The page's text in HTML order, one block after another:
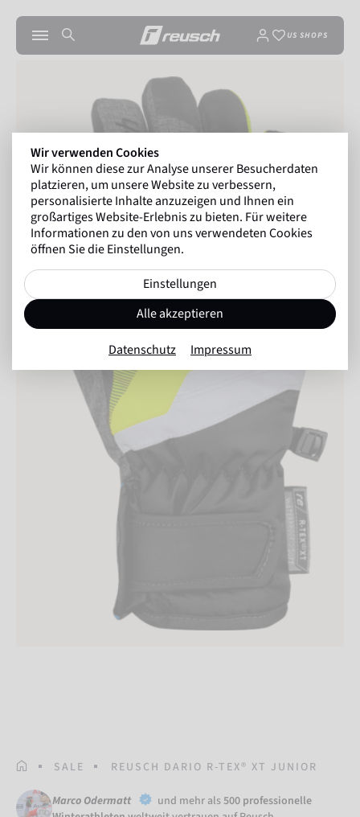
US SHOPS
STARTSEITE
SALE REUSCH DARIO R-TEX® XT JUNIOR
Marco Odermatt und mehr als500 professionelle
Wir verwenden Cookies
Wir können diese zur Analyse unserer Besucherdaten
platzieren, um unsere Website zu verbessern,
personalisierte Inhalte anzuzeigen und Ihnen ein
großartiges Website-Erlebnis zu bieten. Für weitere
Informationen zu den von uns verwendeten Cookies
öffnen Sie die Einstellungen.
Einstellungen
Alle akzeptieren
Datenschutz Impressum